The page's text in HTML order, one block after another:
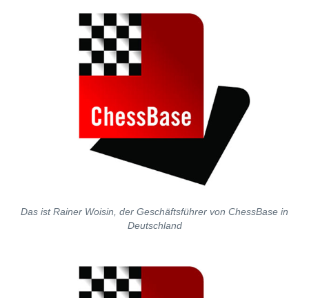
Das ist Rainer Woisin, der Geschäftsführer von ChessBase in
Deutschland